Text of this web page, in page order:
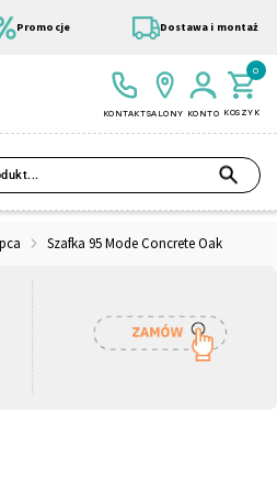
Promocje Dostawa i montaż
KONTAKTSALONY KONTO KOSZYK
0
Szafka 95 Mode Concrete Oak
Modułowe
Łóżko
Pufy